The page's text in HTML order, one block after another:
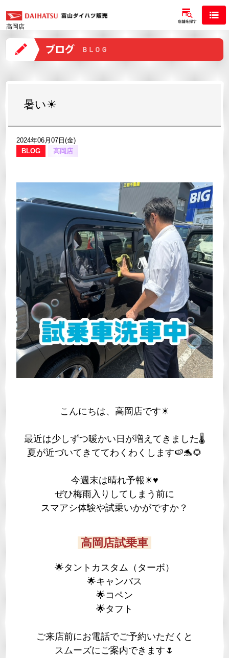
高岡店
暑い☀
2024年06月07日(金)
BLOG
高岡店
こんにちは、高岡店です☀
最近は少しずつ暖かい日が増えてきました🌡
夏が近づいてきててわくわくします🍉🐬🌻
今週末は晴れ予報☀♥
ぜひ梅雨入りしてしまう前に
スマアシ体験や試乗いかがですか？
高岡店試乗車
🌟タントカスタム（ターボ）
🌟キャンバス
🌟コペン
🌟タフト
ご来店前にお電話でご予約いただくと
スムーズにご案内できます🌷